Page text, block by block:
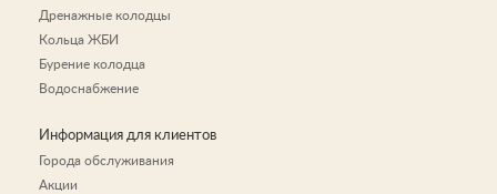
Дренажные колодцы
Кольца ЖБИ
Бурение колодца
Водоснабжение
Информация для клиентов
Города обслуживания
Акции